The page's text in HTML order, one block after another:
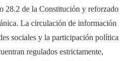
28.2 de la Constitución y reforzado
La circulación de información
sociales y la participación política
regulados estrictamente,